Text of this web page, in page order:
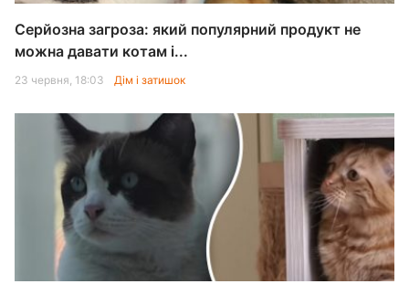
Серйозна загроза: який популярний продукт не
можна давати котам і...
23 червня, 18:03 Дім і затишок